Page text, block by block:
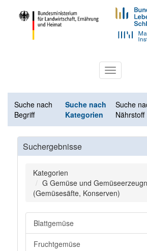
Toggle
navigation
Suche nach
Begriff
Suche nach
Kategorien
Suche
Nährstoff
Suchergebnisse
Kategorien
G Gemüse und
(Gemüsesäfte, Konserven)
Blattgemüse
Fruchtgemüse